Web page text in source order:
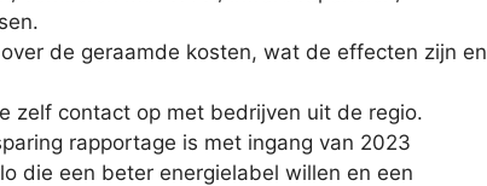
de geraamde kosten, wat de effecten zijn en
zelf contact op met bedrijven uit de regio.
rapportage is met ingang van 2023
die een beter energielabel willen en een